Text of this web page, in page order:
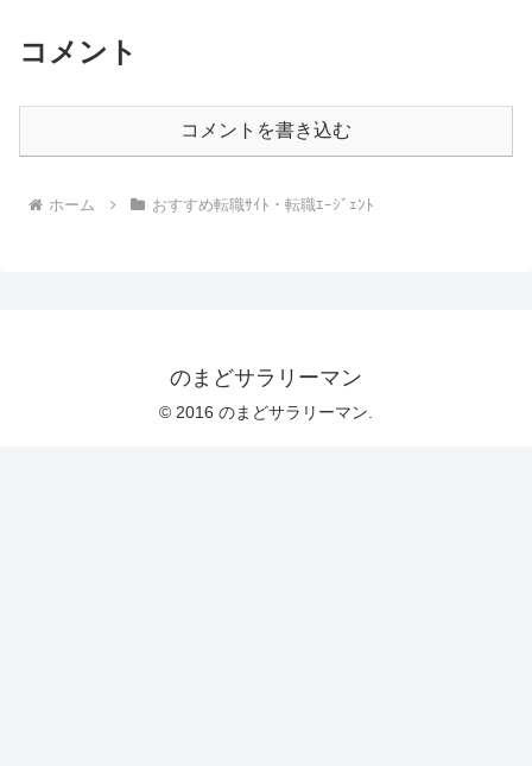
コメント
コメントを書き込む
ホーム おすすめ転職ｻｲﾄ・転職ｴｰｼﾞｪﾝﾄ
のまどサラリーマン
© 2016 のまどサラリーマン.